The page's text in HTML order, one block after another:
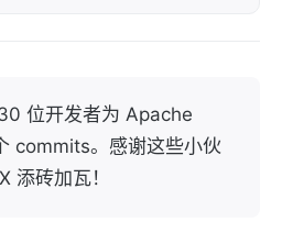
位开发者为 Apache
commits。感谢这些小伙
添砖加瓦！